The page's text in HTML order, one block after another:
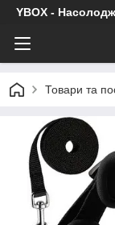
YBOX -
Товари та